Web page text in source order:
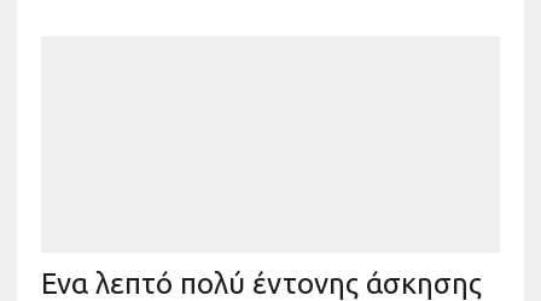
Ενα λεπτό πολύ έντονης άσκησης